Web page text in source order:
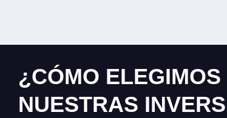
¿CÓMO ELEGIMOS
NUESTRAS